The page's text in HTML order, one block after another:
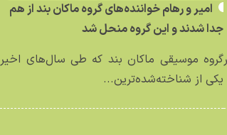
امیر و رهام خواننده‌های گروه ماکان بند از هم
جدا شدند و این گروه منحل شد
گروه موسیقی ماکان بند که طی سال‌های اخیر
یکی از شناخته‌شده‌ترین...